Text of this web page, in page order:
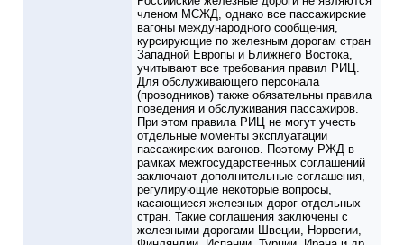
членом МСЖД, однако все пассажирские
вагоны международного сообщения,
курсирующие по железным дорогам стран
Западной Европы и Ближнего Востока,
учитывают все требования правил РИЦ.
Для обслуживающего персонала
(проводников) также обязательны правила
поведения и обслуживания пассажиров.
При этом правила РИЦ не могут учесть
отдельные моменты эксплуатации
пассажирских вагонов. Поэтому РЖД в
рамках межгосударственных соглашений
заключают дополнительные соглашения,
регулирующие некоторые вопросы,
касающиеся железных дорог отдельных
стран. Такие соглашения заключены с
железными дорогами Швеции, Норвегии,